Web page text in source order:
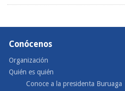
Conócenos
Organización
Quién es quién
Conoce a la presidenta Buruaga